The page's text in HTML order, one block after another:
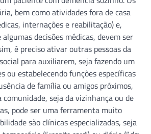
bem como atividades fora de casa
internações e reabilitação) e,
decisões médicas, devem ser
é preciso ativar outras pessoas da
para auxiliarem, seja fazendo um
ou estabelecendo funções específicas
de família ou amigos próximos,
comunidade, seja da vizinhança ou de
pode ser uma ferramenta muito
são clínicas especializadas, seja